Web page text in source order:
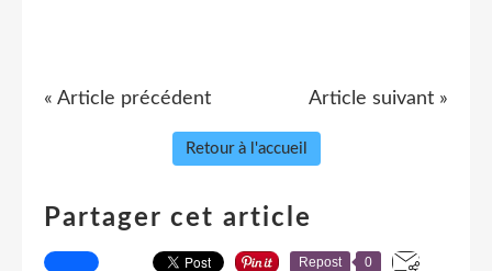
« Article précédent Article suivant »
Retour à l'accueil
Partager cet article
Repost 0